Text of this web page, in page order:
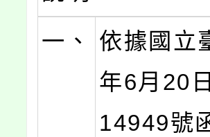
一、
依據國立
年6月20
14949號